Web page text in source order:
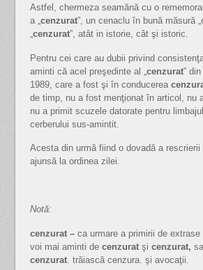
Astfel, chermeza seamănă cu o
a „ cenzurat”, un cenaclu în bună măsură
cenzurat”, atât in istorie, cât şi istoric.
Pentru cei care au dubii privind
aminti că acel preşedinte al „ cenzurat”
1989, care a fost şi în conducerea
de timp, nu a fost menţionat în articol, nu
nu a primit scuzele datorate pentru
cerberului sus-amintit.
Acesta din urmă fiind o dovadă a
ajunsă la ordinea zilei.
Notă:
cenzurat – ca urmare a primirii de
voi mai aminti decenzurat şi cenzurat,
cenzurat. trăiască cenzura. şi avocaţii.